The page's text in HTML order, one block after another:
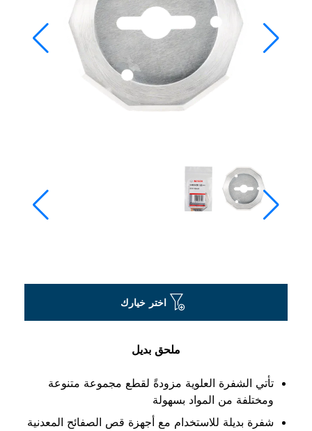
ملحق بديل
تأتي الشفرة العلوية مزودةً لقطع مجموعة متنوعة
ومختلفة من المواد بسهولة
شفرة بديلة للاستخدام مع أجهزة قص الصفائح المعدنية
اختر خيارك